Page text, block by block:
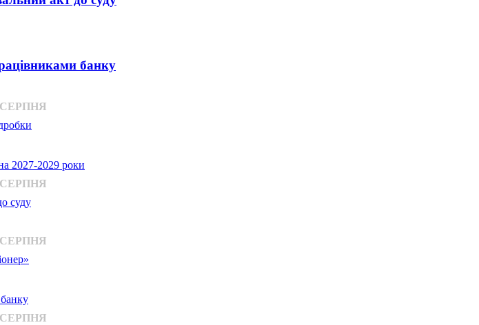
банку
СЕРПНЯ
2027-2029 роки
СЕРПНЯ
суду
СЕРПНЯ
СЕРПНЯ